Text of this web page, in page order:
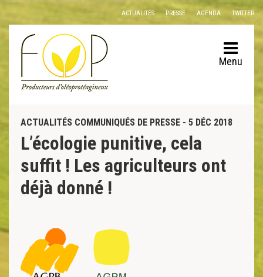
Panneau de gestion des cookies
ACTUALITÉS PRESSE AGENDA TWITTER
Menu
ACTUALITÉS COMMUNIQUÉS DE PRESSE - 5 DÉC 2018
L’écologie punitive, cela
suffit ! Les agriculteurs ont
déjà donné !